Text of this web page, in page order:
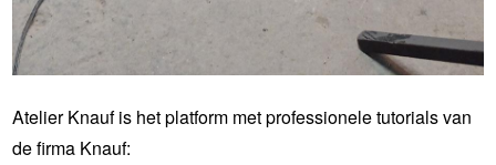
Atelier Knauf is het platform met professionele tutorials van
de firma Knauf: